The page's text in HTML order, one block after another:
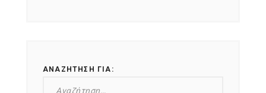
ΑΝΑΖΉΤΗΣΗ ΓΙΑ: